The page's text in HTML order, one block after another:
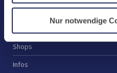
Nur notwendige
Bestattungen
Shops
Infos